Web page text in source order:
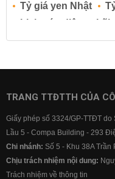
Tỷ giá yen Nhật
Lịch cúp điện
Lãi
Lãi suất tiết kiệm
Lãi suất ngân hàng
Lãi suất ngân hàng
TRANG TTĐTTH CỦA
Giấy phép số 3324/GP-TTĐT
Lầu 5 - Compa Building - 293
Chi nhánh: Số 5 - Khu 38A
Chịu trách nhiệm nội dung:
Trách nhiệm về thông tin